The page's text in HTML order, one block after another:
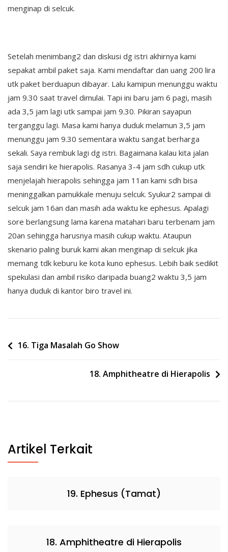
menginap di selcuk.
Setelah menimbang2 dan diskusi dg istri akhirnya kami
sepakat ambil paket saja. Kami mendaftar dan uang 200 lira
utk paket berduapun dibayar. Lalu kamipun menunggu waktu
jam 9.30 saat travel dimulai. Tapi ini baru jam 6 pagi, masih
ada 3,5 jam lagi utk sampai jam 9.30. Pikiran sayapun
terganggu lagi. Masa kami hanya duduk melamun 3,5 jam
menunggu jam 9.30 sementara waktu sangat berharga
sekali. Saya rembuk lagi dg istri. Bagaimana kalau kita jalan
saja sendiri ke hierapolis. Rasanya 3-4 jam sdh cukup utk
menjelajah hierapolis sehingga jam 11an kami sdh bisa
meninggalkan pamukkale menuju selcuk. Syukur2 sampai di
selcuk jam 16an dan masih ada waktu ke ephesus. Apalagi
sore berlangsung lama karena matahari baru terbenam jam
20an sehingga harusnya masih cukup waktu. Ataupun
skenario paling buruk kami akan menginap di selcuk jika
memang tdk keburu ke kota kuno ephesus. Lebih baik sedikit
spekulasi dan ambil risiko daripada buang2 waktu 3,5 jam
hanya duduk di kantor biro travel ini.
Post16. Tiga Masalah Go Show
18. Amphitheatre di Hierapolis
Artikel Terkait
19. Ephesus (Tamat)
18. Amphitheatre di Hierapolis